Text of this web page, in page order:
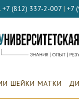
+7 (812) 337-2-007 | +7
ШЕЙКИ МАТКИ